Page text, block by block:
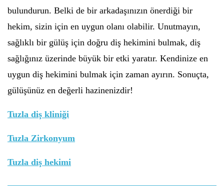
bulundurun. Belki de bir arkadaşınızın önerdiği bir
hekim, sizin için en uygun olanı olabilir. Unutmayın,
sağlıklı bir gülüş için doğru diş hekimini bulmak, diş
sağlığınız üzerinde büyük bir etki yaratır. Kendinize en
uygun diş hekimini bulmak için zaman ayırın. Sonuçta,
gülüşünüz en değerli hazinenizdir!
Tuzla diş kliniği
Tuzla Zirkonyum
Tuzla diş hekimi